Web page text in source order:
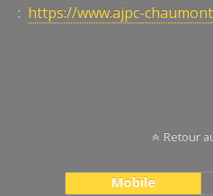
: https://www.ajpc-
Retour
Mobile